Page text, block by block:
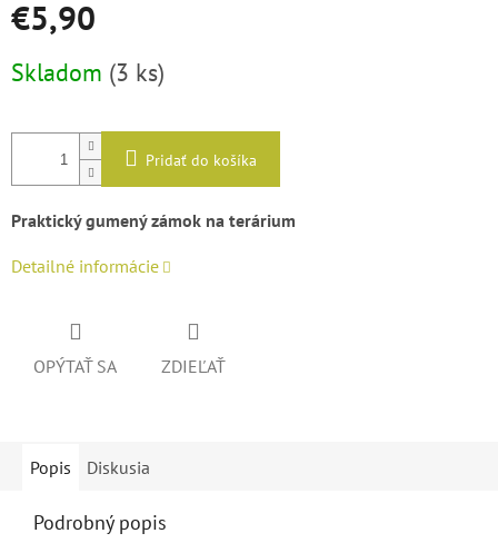
€5,90
cena:
Skladom (3 ks)
Pridať do košíka
Praktický gumený zámok na terárium
Detailné informácie
OPÝTAŤ SA ZDIEĽAŤ
Popis Diskusia
Podrobný popis